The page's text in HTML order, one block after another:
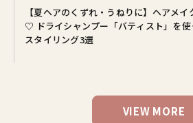
【夏ヘアのくずれ・うねりに】ヘアメイ
♡ ドライシャンプー「バティスト」を
スタイリング3選
VIEW MORE